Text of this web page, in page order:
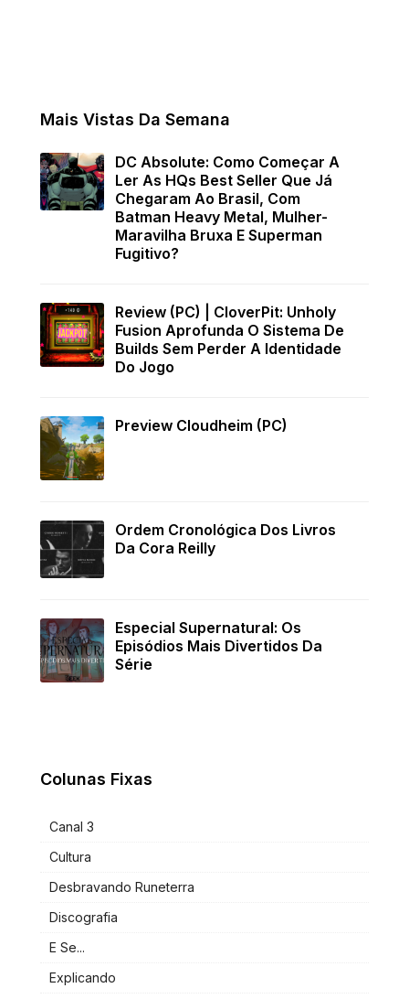
Mais Vistas Da Semana
DC Absolute: Como Começar A
Ler As HQs Best Seller Que Já
Chegaram Ao Brasil, Com
Batman Heavy Metal, Mulher-
Maravilha Bruxa E Superman
Fugitivo?
Review (PC) | CloverPit: Unholy
Fusion Aprofunda O Sistema De
Builds Sem Perder A Identidade
Do Jogo
Preview Cloudheim (PC)
Ordem Cronológica Dos Livros
Da Cora Reilly
Especial Supernatural: Os
Episódios Mais Divertidos Da
Série
Colunas Fixas
Canal 3
Cultura
Desbravando Runeterra
Discografia
E Se...
Explicando